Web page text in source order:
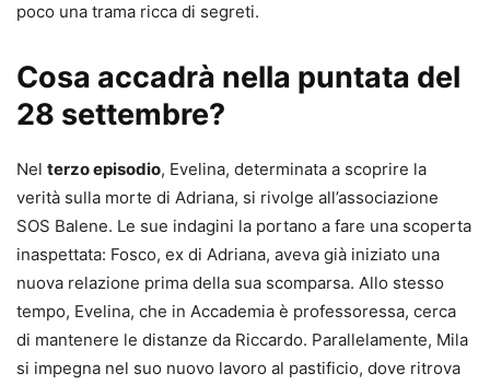
poco una trama ricca di segreti.
Cosa accadrà nella puntata del
28 settembre?
Nel terzo episodio, Evelina, determinata a scoprire la
verità sulla morte di Adriana, si rivolge all’associazione
SOS Balene. Le sue indagini la portano a fare una scoperta
inaspettata: Fosco, ex di Adriana, aveva già iniziato una
nuova relazione prima della sua scomparsa. Allo stesso
tempo, Evelina, che in Accademia è professoressa, cerca
di mantenere le distanze da Riccardo. Parallelamente, Mila
si impegna nel suo nuovo lavoro al pastificio, dove ritrova